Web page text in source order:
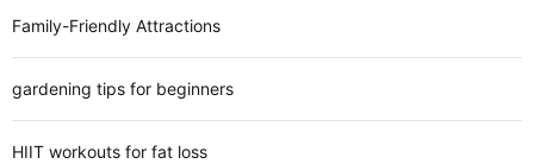
Family-Friendly Attractions
gardening tips for beginners
HIIT workouts for fat loss